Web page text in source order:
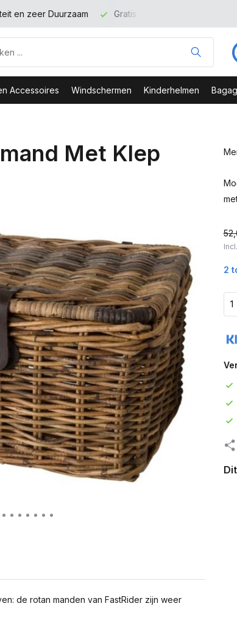
en zeer Duurzaam Gratis verzending binnen NL
Accessoires Windschermen Kinderhelmen
Met Klep
de rotan manden van FastRider zijn weer
2